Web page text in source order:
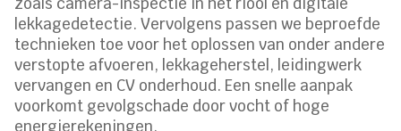
lekkagedetectie. Vervolgens passen we beproefde
technieken toe voor het oplossen van onder andere
verstopte afvoeren, lekkageherstel, leidingwerk
vervangen en CV onderhoud. Een snelle aanpak
voorkomt gevolgschade door vocht of hoge
energierekeningen.